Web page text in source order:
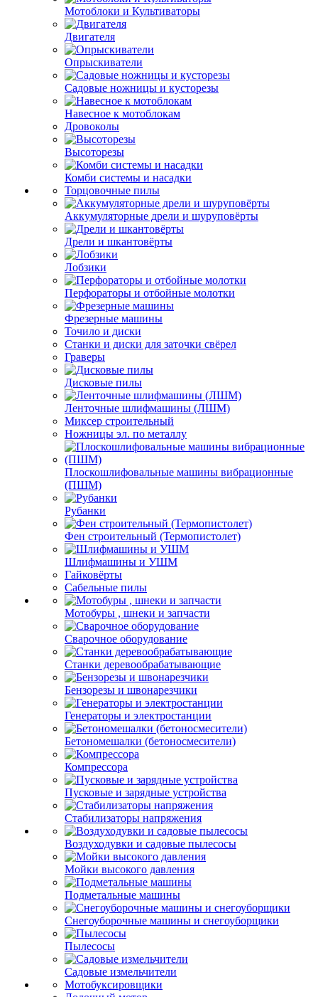
Мотоблоки и Культиваторы
Двигателя
Опрыскиватели
Садовые ножницы и кусторезы
Навесное к мотоблокам
Дровоколы
Высоторезы
Комби системы и насадки
Торцовочные пилы
Аккумуляторные дрели и шуруповёрты
Дрели и шкантовёрты
Лобзики
Перфораторы и отбойные молотки
Фрезерные машины
Точило и диски
Станки и диски для заточки свёрел
Граверы
Дисковые пилы
Ленточные шлифмашины (ЛШМ)
Миксер строительный
Ножницы эл. по металлу
Плоскошлифовальные машины вибрационные
(ПШМ)
Рубанки
Фен строительный (Термопистолет)
Шлифмашины и УШМ
Гайковёрты
Сабельные пилы
Мотобуры , шнеки и запчасти
Сварочное оборудование
Станки деревообрабатывающие
Бензорезы и швонарезчики
Генераторы и электростанции
Бетономешалки (бетоносмесители)
Компрессора
Пусковые и зарядные устройства
Стабилизаторы напряжения
Воздуходувки и садовые пылесосы
Мойки высокого давления
Подметальные машины
Снегоуборочные машины и снегоуборщики
Пылесосы
Садовые измельчители
Мотобуксировщики